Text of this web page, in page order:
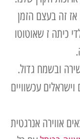
זה בעצם הזמן
כיתה ז שאוטוטו
ובשמח גדול.
עכשוויים
אווירה אנרגטית